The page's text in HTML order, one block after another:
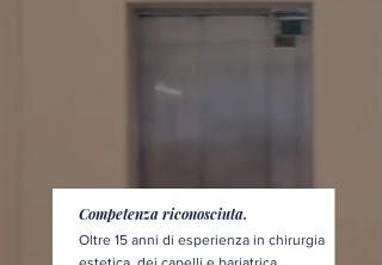
Competenza riconosciuta.
Oltre 15 anni di esperienza in chirurgia